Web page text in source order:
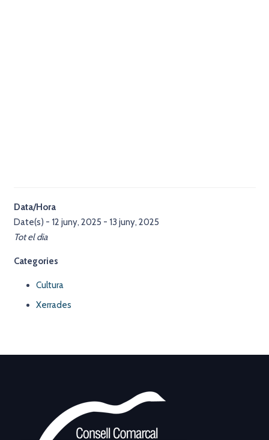
Data/Hora
Date(s) - 12 juny, 2025 - 13 juny, 2025
Tot el dia
Categories
Cultura
Xerrades